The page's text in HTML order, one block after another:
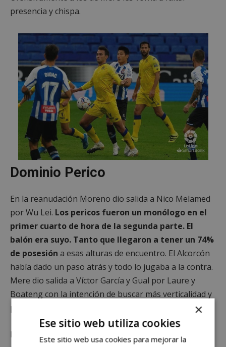
presencia y chispa.
Dominio Perico
En la reanudación Moreno dio salida a Nico Melamed
por Wu Lei. Los pericos fueron un monólogo en el
primer cuarto de hora de la segunda parte. El
balón era suyo. Tanto que llegaron a tener un 74%
de posesión a esas alturas de encuentro. El Alcorcón
había dado un paso atrás y todo lo jugaba a la contra.
Mere dio salida a Víctor García y Gual por Laure y
Boateng con la intención de buscar más verticalidad y
presencia en ataque.
La jugada a la contra alfarera llegó
a los 68 minutos
×
Ese sitio web utiliza cookies
Este sitio web usa cookies para mejorar la